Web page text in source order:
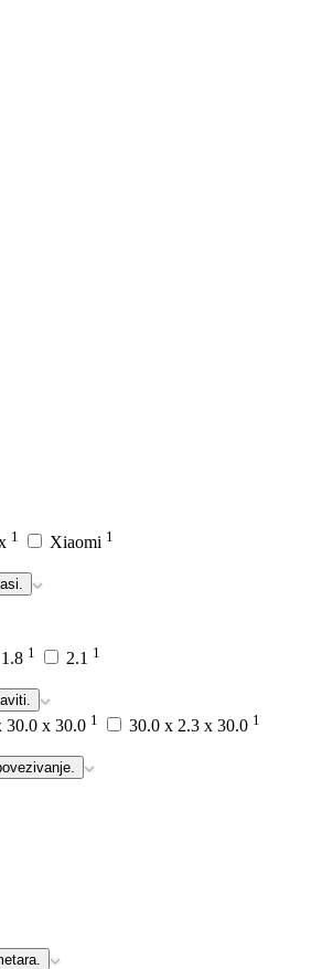
1 Xiaomi 1
1.8 1 2.1 1
30.0 x 30.0 1 30.0 x 2.3 x 30.0 1